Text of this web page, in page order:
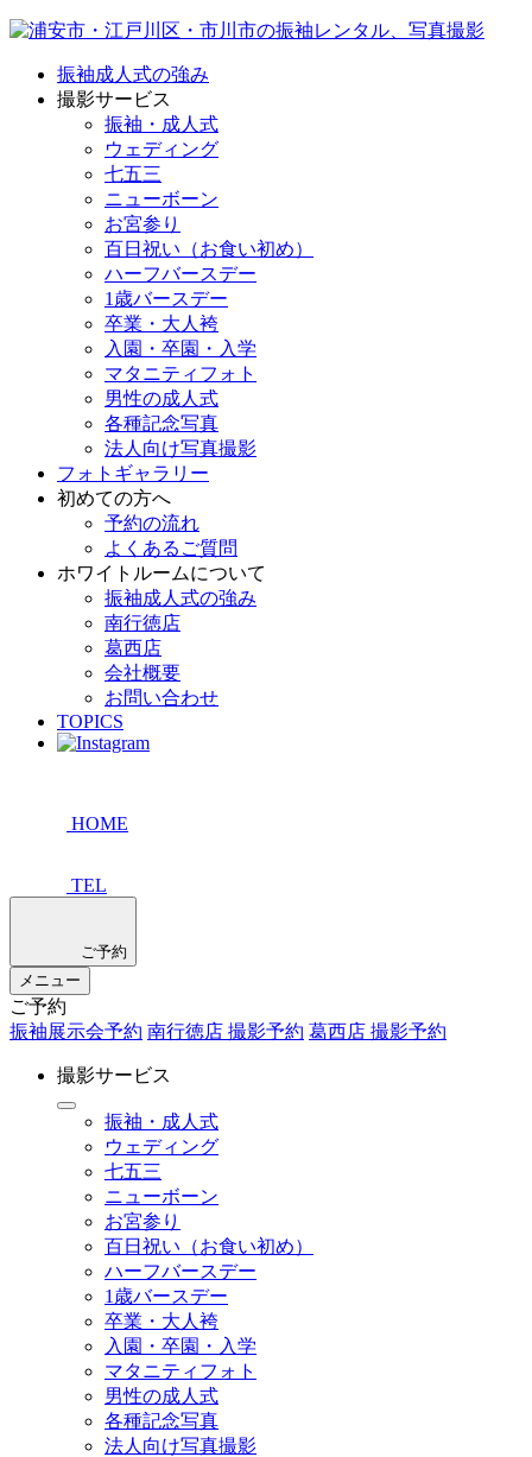
振袖成人式の強み
撮影サービス
振袖・成人式
ウェディング
七五三
ニューボーン
お宮参り
百日祝い（お食い初め）
ハーフバースデー
1歳バースデー
卒業・大人袴
入園・卒園・入学
マタニティフォト
男性の成人式
各種記念写真
法人向け写真撮影
フォトギャラリー
初めての方へ
予約の流れ
よくあるご質問
ホワイトルームについて
振袖成人式の強み
南行徳店
葛西店
会社概要
お問い合わせ
TOPICS
HOME
TEL
ご予約
メニュー
ご予約
振袖展示会予約 南行徳店 撮影予約 葛西店 撮影予約
撮影サービス
振袖・成人式
ウェディング
七五三
ニューボーン
お宮参り
百日祝い（お食い初め）
ハーフバースデー
1歳バースデー
卒業・大人袴
入園・卒園・入学
マタニティフォト
男性の成人式
各種記念写真
法人向け写真撮影